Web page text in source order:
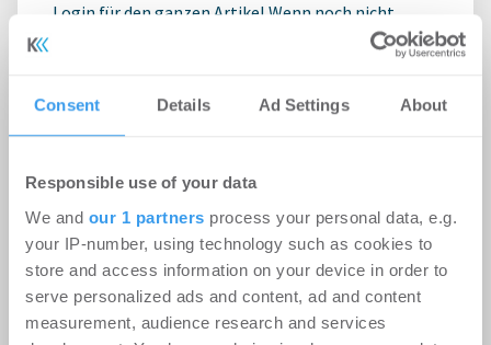
Consent Details Ad Settings About
Responsible use of your data
We and our 1 partners process your personal data, e.g.
your IP-number, using technology such as cookies to
store and access information on your device in order to
serve personalized ads and content, ad and content
measurement, audience research and services
Login für den ganzen Artikel Wenn noch nicht